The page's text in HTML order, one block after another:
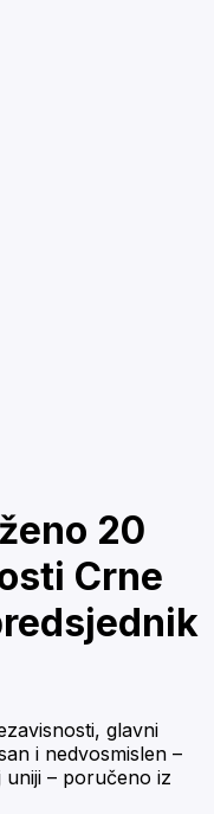
20
Crne
glavni
i nedvosmislen –
– poručeno iz